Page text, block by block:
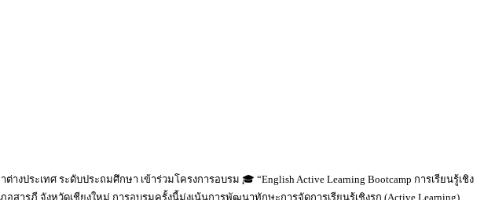
ระเทศ ระดับประถมศึกษา เข้าร่วมโครงการอบรม 🎓 “English Active Learning Bootcamp การเรียนรู้เชิง
ารภี จังหวัดเชียงใหม่ การอบรมครั้งนี้มุ่งเน้นการพัฒนาทักษะการจัดการเรียนรู้เชิงรุก (Active Learning)